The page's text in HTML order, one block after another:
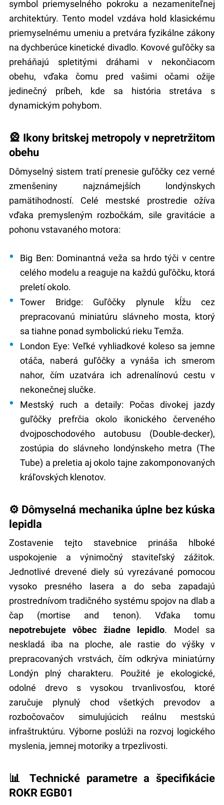
symbol priemyselného pokroku a nezameniteľnej
architektúry. Tento model vzdáva hold klasickému
priemyselnému umeniu a pretvára fyzikálne zákony
na dychberúce kinetické divadlo. Kovové guľôčky sa
preháňajú spletitými dráhami v nekončiacom
obehu, vďaka čomu pred vašimi očami ožije
jedinečný príbeh, kde sa história stretáva s
dynamickým pohybom.
🎡 Ikony britskej metropoly v nepretržitom
obehu
Dômyselný sistem tratí prenesie guľôčky cez verné
zmenšeniny najznámejších londýnskych
pamätihodností. Celé mestské prostredie ožíva
vďaka premysleným rozbočkám, sile gravitácie a
pohonu vstavaného motora:
Big Ben:Dominantná veža sa hrdo týči v centre
celého modelu a reaguje na každú guľôčku, ktorá
preletí okolo.
Tower Bridge:Guľôčky plynule kĺžu cez
prepracovanú miniatúru slávneho mosta, ktorý
sa tiahne ponad symbolickú rieku Temža.
London Eye: Veľké vyhliadkové koleso sa jemne
otáča, naberá guľôčky a vynáša ich smerom
nahor, čím uzatvára ich adrenalínovú cestu v
nekonečnej slučke.
Mestský ruch a detaily:Počas divokej jazdy
guľôčky prefrčia okolo ikonického červeného
dvojposchodového autobusu (Double-decker),
zostúpia do slávneho londýnskeho metra (The
Tube) a preletia aj okolo tajne zakomponovaných
kráľovských klenotov.
⚙️ Dômyselná mechanika úplne bez kúska
lepidla
Zostavenie tejto stavebnice prináša hlboké
uspokojenie a výnimočný staviteľský zážitok.
Jednotlivé drevené diely sú vyrezávané pomocou
vysoko presného lasera a do seba zapadajú
prostrednívom tradičného systému spojov na dlab a
čap (mortise and tenon). Vďaka tomu
nepotrebujete vôbec žiadne lepidlo. Model sa
neskladá iba na ploche, ale rastie do výšky v
prepracovaných vrstvách, čím odkrýva miniatúrny
Londýn plný charakteru. Použité je ekologické,
odolné drevo s vysokou trvanlivosťou, ktoré
zaručuje plynulý chod všetkých prevodov a
rozbočovačov simulujúcich reálnu mestskú
infraštruktúru. Výborne poslúži na rozvoj logického
myslenia, jemnej motoriky a trpezlivosti.
📊 Technické parametre a špecifikácie
ROKR EGB01